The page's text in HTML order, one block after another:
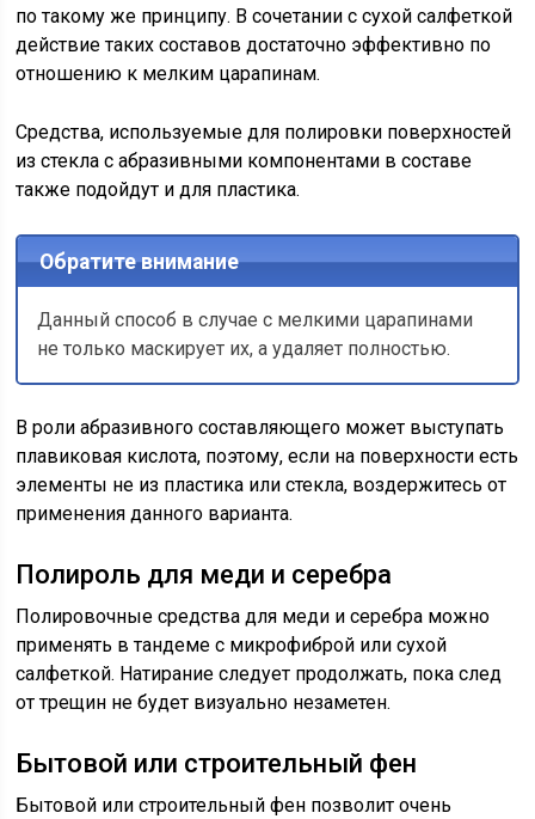
по такому же принципу. В сочетании с сухой салфеткой
действие таких составов достаточно эффективно по
отношению к мелким царапинам.
Средства, используемые для полировки поверхностей
из стекла с абразивными компонентами в составе
также подойдут и для пластика.
Обратите внимание
Данный способ в случае с мелкими царапинами
не только маскирует их, а удаляет полностью.
В роли абразивного составляющего может выступать
плавиковая кислота, поэтому, если на поверхности есть
элементы не из пластика или стекла, воздержитесь от
применения данного варианта.
Полироль для меди и серебра
Полировочные средства для меди и серебра можно
применять в тандеме с микрофиброй или сухой
салфеткой. Натирание следует продолжать, пока след
от трещин не будет визуально незаметен.
Бытовой или строительный фен
Бытовой или строительный фен позволит очень